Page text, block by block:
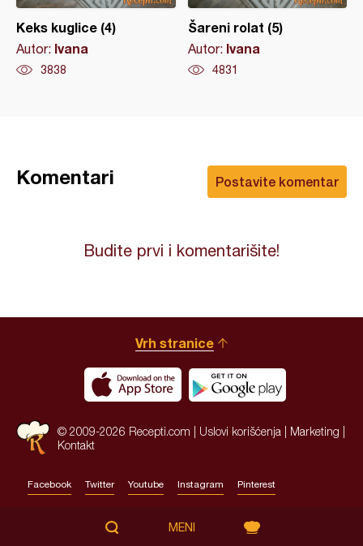
Keks kuglice (4)
Autor: Ivana
3838
Šareni rolat (5)
Autor: Ivana
4831
Postavite komentar
Komentari
Budite prvi i komentarišite!
Vrh stranice
© 2009-2026 Recepti.com | Uslovi korišćenja Marketing
Kontakt
Facebook Twitter Youtube Instagram Pinterest